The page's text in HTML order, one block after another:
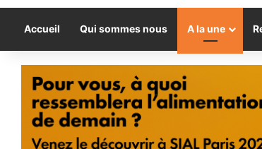
Accueil Qui sommes nous A la une